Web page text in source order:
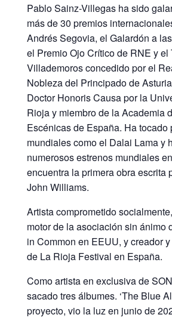
Pablo Sainz-Villegas ha sido
más de 30 premios
Andrés Segovia, el Galardón a
el Premio Ojo Crítico de RNE y el
Villademoros concedido por el
Nobleza del Principado de
Doctor Honoris Causa por la
Rioja y miembro de la Academia
Escénicas de España. Ha tocado
mundiales como el Dalai Lama y
numerosos estrenos mundiales
encuentra la primera obra escrita
John Williams.
Artista comprometido
motor de la asociación sin ánimo
in Common en EEUU, y creador
de La Rioja Festival en España.
Como artista en exclusiva de
sacado tres álbumes. ‘The Blue
proyecto, vio la luz en junio de